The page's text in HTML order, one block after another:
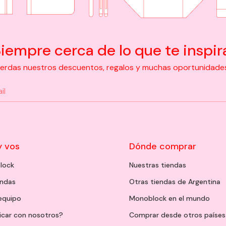
cerca de lo que te
nuestros descuentos, regalos y muchas
vos
con nosotros?
Dónde comprar
Nuestras tiendas
Otras tiendas de Argentina
Monoblock en el mundo
Comprar desde otros países